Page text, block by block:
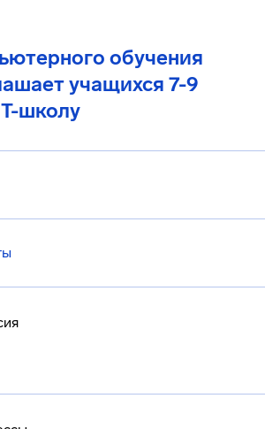
обучения
учащихся 7-9
школу